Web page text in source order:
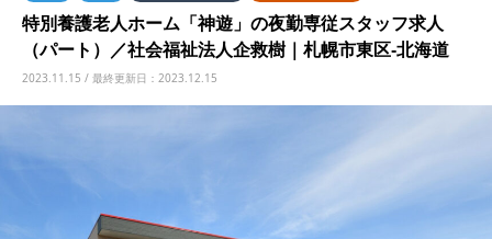
特別養護老人ホーム「神遊」の夜勤専従スタッフ求人
（パート）／社会福祉法人企救樹｜札幌市東区‐北海道
2023.11.15 / 最終更新日：2023.12.15